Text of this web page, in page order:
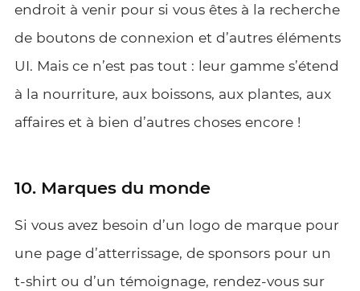
endroit à venir pour si vous êtes à la recherche
de boutons de connexion et d’autres éléments
UI. Mais ce n’est pas tout : leur gamme s’étend
à la nourriture, aux boissons, aux plantes, aux
affaires et à bien d’autres choses encore !
10. Marques du monde
Si vous avez besoin d’un logo de marque pour
une page d’atterrissage, de sponsors pour un
t-shirt ou d’un témoignage, rendez-vous sur